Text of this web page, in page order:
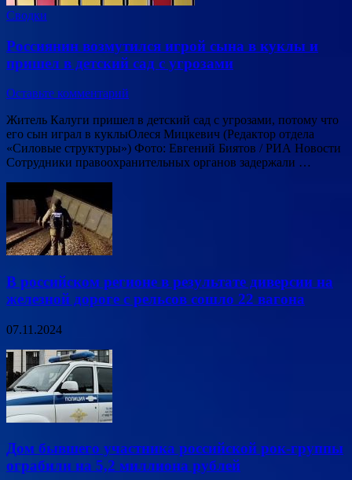
Сводки
Россиянин возмутился игрой сына в куклы и
пришел в детский сад с угрозами
Оставьте комментарий
Житель Калуги пришел в детский сад с угрозами, потому что
его сын играл в куклыОлеся Мицкевич (Редактор отдела
«Силовые структуры») Фото: Евгений Биятов / РИА Новости
Сотрудники правоохранительных органов задержали …
В российском регионе в результате диверсии на
железной дороге с рельсов сошло 22 вагона
07.11.2024
Дом бывшего участника российской рок-группы
ограбили на 5,2 миллиона рублей